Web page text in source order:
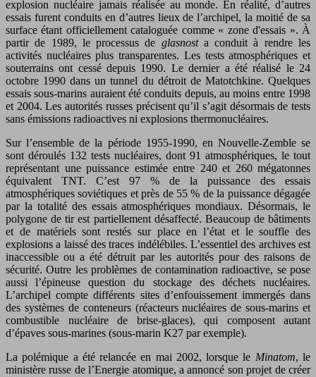
explosion nucléaire jamais réalisée au monde. En réalité, d’autres
essais furent conduits en d’autres lieux de l’archipel, la moitié de sa
surface étant officiellement cataloguée comme « zone d'essais ». À
partir de 1989, le processus de glasnosta conduit à rendre les
activités nucléaires plus transparentes. Les tests atmosphériques et
souterrains ont cessé depuis 1990. Le dernier a été réalisé le 24
octobre 1990 dans un tunnel du détroit de Matotchkine. Quelques
essais sous-marins auraient été conduits depuis, au moins entre 1998
et 2004. Les autorités russes précisent qu’il s’agit désormais de tests
sans émissions radioactives ni explosions thermonucléaires.
Sur l’ensemble de la période 1955-1990, en Nouvelle-Zemble se
sont déroulés 132 tests nucléaires, dont 91 atmosphériques, le tout
représentant une puissance estimée entre 240 et 260 mégatonnes
équivalent TNT. C’est 97 % de la puissance des essais
atmosphériques soviétiques et près de 55 % de la puissance dégagée
par la totalité des essais atmosphériques mondiaux. Désormais, le
polygone de tir est partiellement désaffecté. Beaucoup de bâtiments
et de matériels sont restés sur place en l’état et le souffle des
explosions a laissé des traces indélébiles. L’essentiel des archives est
inaccessible ou a été détruit par les autorités pour des raisons de
sécurité. Outre les problèmes de contamination radioactive, se pose
aussi l’épineuse question du stockage des déchets nucléaires.
L’archipel compte différents sites d’enfouissement immergés dans
des systèmes de conteneurs (réacteurs nucléaires de sous-marins et
combustible nucléaire de brise-glaces), qui composent autant
d’épaves sous-marines (sous-marin K27 par exemple).
La polémique a été relancée en mai 2002, lorsque le Minatom, le
ministère russe de l’Energie atomique, a annoncé son projet de créer